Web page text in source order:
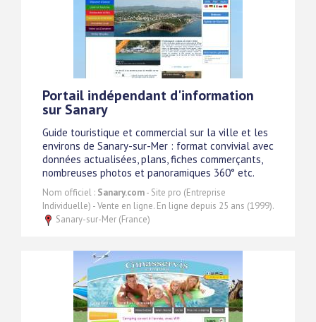
Portail indépendant d'information
sur Sanary
Guide touristique et commercial sur la ville et les
environs de Sanary-sur-Mer : format convivial avec
données actualisées, plans, fiches commerçants,
nombreuses photos et panoramiques 360° etc.
Nom officiel : Sanary.com- Site pro (Entreprise
Individuelle) - Vente en ligne. En ligne depuis 25 ans (1999).
Sanary-sur-Mer (France)